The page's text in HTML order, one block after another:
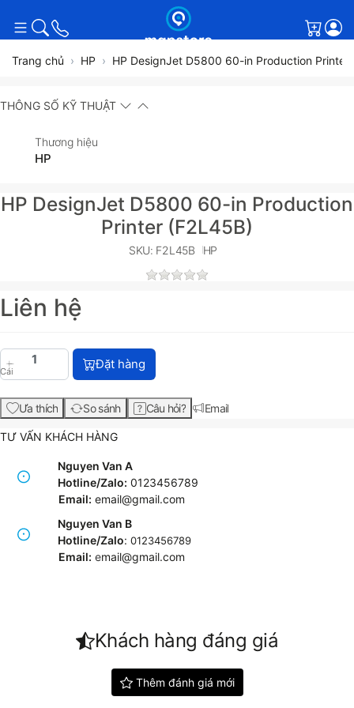
Giỏ
Trang chủ HP HP DesignJet D5800 60-in Production Printer
THÔNG SỐ KỸ THUẬT
Thương hiệu
HP
HP DesignJet D5800 60-in Production
Printer (F2L45B)
SKU: F2L45B HP
Liên hệ
Cái
HP DesignJet D5800 60-in Production Printer
Đặt hàng
Ưa thích So sánh Câu hỏi? Email
TƯ VẤN KHÁCH HÀNG
Nguyen Van A
Hotline/Zalo: 0123456789
Email: email@gmail.com
Nguyen Van B
Hotline/Zalo: 0123456789
Email: email@gmail.com
Khách hàng đáng giá
Thêm đánh giá mới